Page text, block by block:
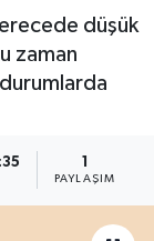
düşük
zaman
1
PAYLAŞIM